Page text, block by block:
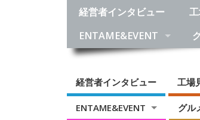
経営者インタビュー
ENTAME&EVENT
経営者インタビュー 工場
ENTAME&EVENT グル